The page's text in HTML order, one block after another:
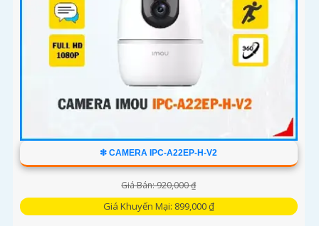
❇ CAMERA IPC-A22EP-H-V2
Giá Bán: 920,000 ₫
Giá Khuyến Mại: 899,000 ₫